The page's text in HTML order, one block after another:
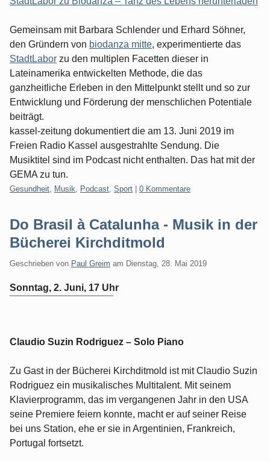
Gemeinsam mit Barbara Schlender und Erhard Söhner,
den Gründern von biodanza mitte, experimentierte das
StadtLabor zu den multiplen Facetten dieser in
Lateinamerika entwickelten Methode, die das
ganzheitliche Erleben in den Mittelpunkt stellt und so zur
Entwicklung und Förderung der menschlichen Potentiale
beiträgt.
kassel-zeitung dokumentiert die am 13. Juni 2019 im
Freien Radio Kassel ausgestrahlte Sendung. Die
Musiktitel sind im Podcast nicht enthalten. Das hat mit der
GEMA zu tun.
Kategorien:
Gesundheit Musik Podcast Sport | 0 Kommentare
Do Brasil à Catalunha - Musik in der
Bücherei Kirchditmold
Geschrieben von Paul Greim am Dienstag, 28. Mai 2019
Sonntag, 2. Juni, 17 Uhr
Claudio Suzin Rodriguez – Solo Piano
Zu Gast in der Bücherei Kirchditmold ist mit Claudio Suzin
Rodriguez ein musikalisches Multitalent. Mit seinem
Klavierprogramm, das im vergangenen Jahr in den USA
seine Premiere feiern konnte, macht er auf seiner Reise
bei uns Station, ehe er sie in Argentinien, Frankreich,
Portugal fortsetzt.